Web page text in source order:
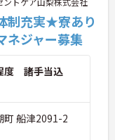
制充実★寮あり
ネジャー募集
度 諸手当込
町 船津2091-2